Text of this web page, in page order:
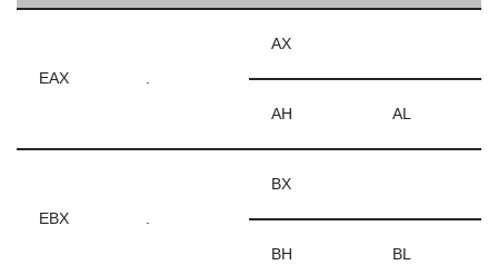
EAX .
AX
AH AL
EBX .
BX
BH BL